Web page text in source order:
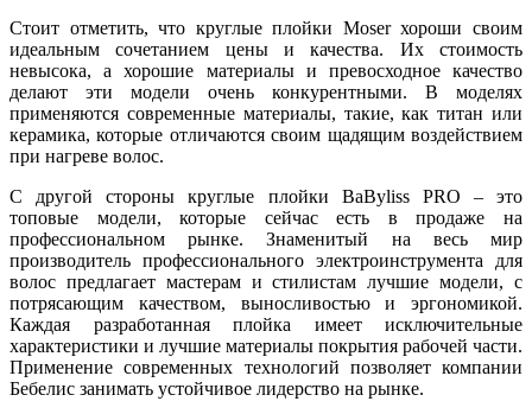
Стоит отметить, что круглые плойки Moser хороши своим
идеальным сочетанием цены и качества. Их стоимость
невысока, а хорошие материалы и превосходное качество
делают эти модели очень конкурентными. В моделях
применяются современные материалы, такие, как титан или
керамика, которые отличаются своим щадящим воздействием
при нагреве волос.
С другой стороны круглые плойки BaByliss PRO – это
топовые модели, которые сейчас есть в продаже на
профессиональном рынке. Знаменитый на весь мир
производитель профессионального электроинструмента для
волос предлагает мастерам и стилистам лучшие модели, с
потрясающим качеством, выносливостью и эргономикой.
Каждая разработанная плойка имеет исключительные
характеристики и лучшие материалы покрытия рабочей части.
Применение современных технологий позволяет компании
Бебелис занимать устойчивое лидерство на рынке.